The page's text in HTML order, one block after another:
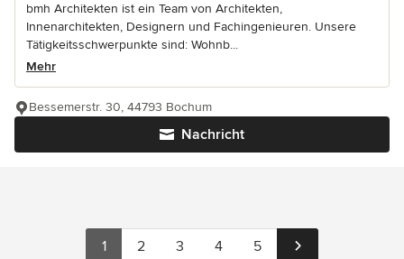
bmh Architekten ist ein Team von Architekten,
Innenarchitekten, Designern und Fachingenieuren. Unsere
Tätigkeitsschwerpunkte sind: Wohnb...
Mehr
Nachricht
Bessemerstr. 30, 44793 Bochum
1 2 3 4 5